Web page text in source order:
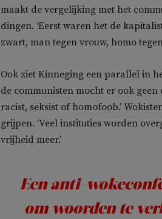
maakt de vergelijking met het
dingen. ‘Eerst waren het de
zwart, man tegen vrouw, homo
Ook ziet Kinneging een parallel in
de communisten mocht er ook geen
racist, seksist of homofoob.’
grijpen. ‘Veel instituties worden
vrijheid meer.’
Een anti-
om woorden te